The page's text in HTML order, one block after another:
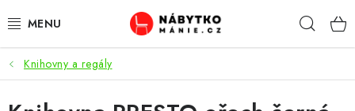
na
OBÝVACÍ POKOJ
KUCHYŇ A JÍDELNA
Knihovny a regály